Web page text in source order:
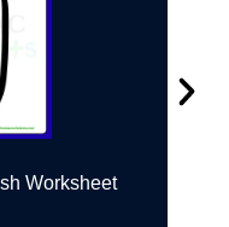
Worksheet